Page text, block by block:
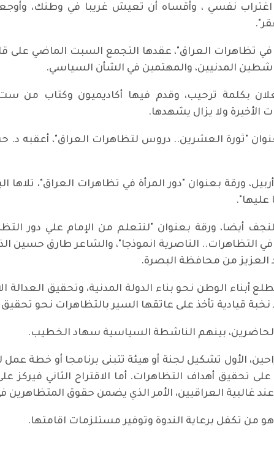
نفسي ، وأقساه أن تعيش غريبا في وطنك،
تظاهرات العراق"، عقدها التجمع السبت الماضي على
المدنيين، والمهتمين في الشأن السياسي.
بكلمة ترحيب، وقدم فيها أكاديميون وكتاب من
الأخيرة ولا يزال يشهدها.
"ثورة العشرين.. دروس لتظاهرات العراق"، أعقبه
ورقة بعنوان "دور المرأة في تظاهرات العراق"،
عليها".
أيضا، ورقة بعنوان "لنتعلم من الإمام علي دور
التظاهرات.. الناصرية انموذجا"، والشاعر طارق حسين
العزيز من محافظة البصرة.
أبناء الوطن نحو بناء الدولة المدنية، وتحقيق
نخبة قيادية تأخذ على عاتقها السير بالتظاهرات نحو
بينهم الناشطة السياسية سهاد الخطيب.
الأول تشكيل لجنة أو هيئة تتبنى برنامجا أو خطة
تحقيق أهداف التظاهرات. أما الاقتراح الثاني فيركز
غالبية العراقيين، الأمر الذي يضمن حقوق
من تكفل برعاية الندوة وتوفير مستلزمات اقامتها.
الى الرفيق عادل حبه بمناسبة عيد ميلاده الثمانين